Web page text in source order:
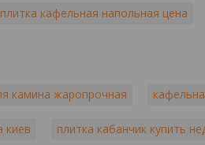
плитка кафельная напольная цена
камина жаропрочная
киев плитка кабанчик купить